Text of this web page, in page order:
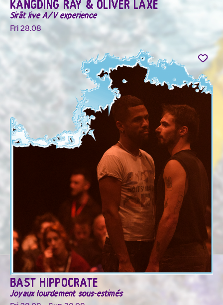
KANGDING RAY & ÓLIVER LAXE
Sirāt live A/V experience
Fri 28.08
BAST HIPPOCRATE
Joyaux lourdement sous-estimés